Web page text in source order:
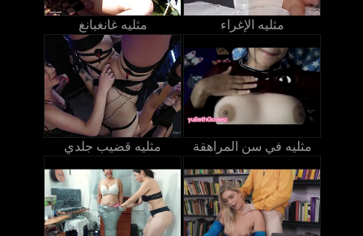
مثليه غانغبانغ مثليه الإغراء
مثليه قضيب جلدي مثليه في سن المراهقة